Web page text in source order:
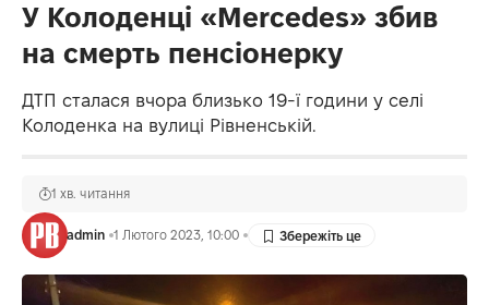
У Колоденці «Mercedes» збив
на смерть пенсіонерку
ДТП сталася вчора близько 19-ї години у селі
Колоденка на вулиці Рівненській.
admin 1 Лютого 2023, 10:00
1 хв. читання